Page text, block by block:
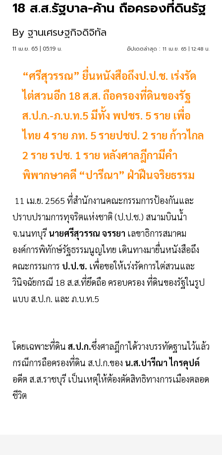
18 ส.ส.รัฐบาล-ค้าน ถือครองที่ดินรัฐ
By ฐานเศรษฐกิจดิจิทัล
11 เม.ย. 65 | 05:19 น. อัปเดตล่าสุด : 11 เม.ย. 65 | 12:48 น.
“ศรีสุวรรณ” ยื่นหนังสือถึงป.ป.ช. เร่งรัด
ไต่สวนอีก 18 ส.ส. ถือครองที่ดินของรัฐ
ส.ป.ก.-ภ.บ.ท.5 มีทั้ง พปชร. 5 ราย เพื่อ
ไทย 4 ราย ภท. 5 รายปชป. 2 ราย ก้าวไกล
2 ราย รปช. 1 ราย หลังศาลฎีกามีคำ
พิพากษาคดี “ปารีณา” ฝ่าฝืนจริยธรรม
11 เม.ย. 2565 ที่สำนักงานคณะกรรมการป้องกันและ
ปราบปรามการทุจริตแห่งชาติ (ป.ป.ช.) สนามบินน้ำ
จ.นนทบุรี นายศรีสุวรรณ จรรยา เลขาธิการสมาคม
องค์การพิทักษ์รัฐธรรมนูญไทย เดินทางมายื่นหนังสือถึง
คณะกรรมการ ป.ป.ช. เพื่อขอให้เร่งรัดการไต่สวนและ
วินิจฉัยกรณี 18 ส.ส.ที่ยึดถือ ครอบครอง ที่ดินของรัฐในรูป
แบบ ส.ป.ก. และ ภ.บ.ท.5
โดยเฉพาะที่ดิน ส.ป.ก.ซึ่งศาลฎีกาได้วางบรรทัดฐานไว้แล้ว
กรณีการถือครองที่ดิน ส.ป.ก.ของ น.ส.ปารีณา ไกรคุปต์
อดีต ส.ส.ราชบุรี เป็นเหตุให้ต้องตัดสิทธิทางการเมืองตลอด
ชีวิต